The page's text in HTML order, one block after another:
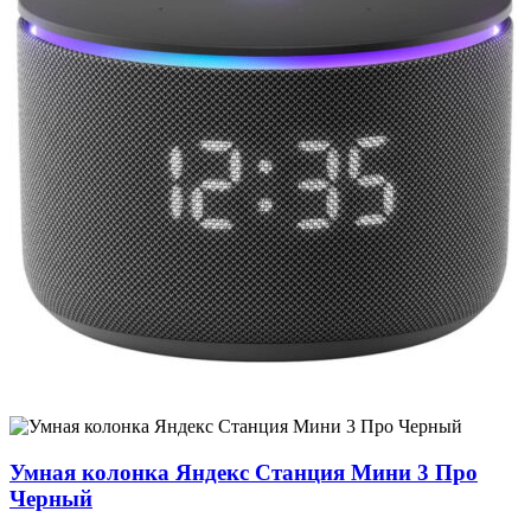
Умная колонка Яндекс Станция Мини 3 Про
Черный